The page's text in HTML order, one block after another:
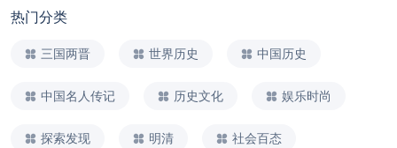
热门分类
三国两晋 世界历史 中国历史
中国名人传记 历史文化 娱乐时尚
探索发现 明清 社会百态